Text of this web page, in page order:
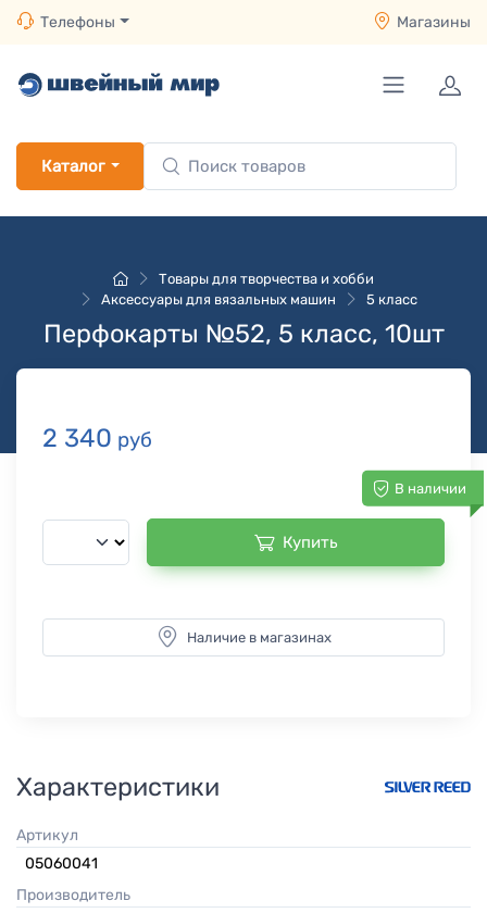
Телефоны Магазины
Каталог
Товары для творчества и хобби
Аксессуары для вязальных машин
5 класс
Перфокарты №52, 5 класс, 10шт
2 340 руб
В наличии
Купить
Наличие в магазинах
Характеристики
Артикул
05060041
Производитель